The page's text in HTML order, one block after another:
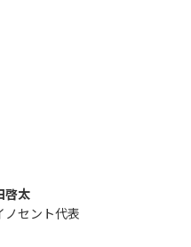
啓太
セント代表